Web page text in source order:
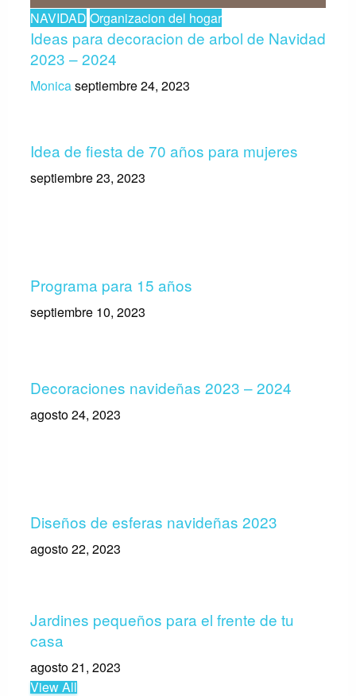
NAVIDAD Organizacion del hogar
Ideas para decoracion de arbol de Navidad
2023 – 2024
Monicaseptiembre 24, 2023
Idea de fiesta de 70 años para mujeres
septiembre 23, 2023
Programa para 15 años
septiembre 10, 2023
Decoraciones navideñas 2023 – 2024
agosto 24, 2023
Diseños de esferas navideñas 2023
agosto 22, 2023
Jardines pequeños para el frente de tu
casa
agosto 21, 2023
View All